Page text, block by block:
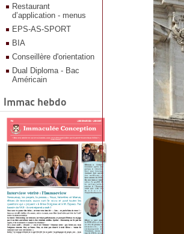
Restaurant
d’application - menus
EPS-AS-SPORT
BIA
Conseillère d'orientation
Dual Diploma - Bac
Américain
Immac hebdo